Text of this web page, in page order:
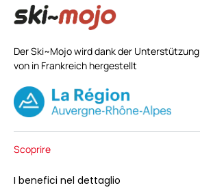
Der Ski~Mojo wird dank der Unterstützung
von in Frankreich hergestellt
Scoprire
I benefici nel dettaglio